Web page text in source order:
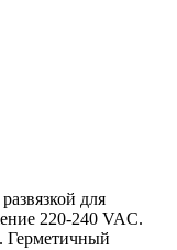
для
220-240 VAC.
Герметичный